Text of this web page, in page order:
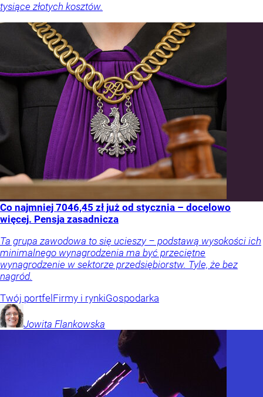
tysiące złotych kosztów.
Co najmniej 7046,45 zł już od stycznia – docelowo
więcej. Pensja zasadnicza
Ta grupa zawodowa to się ucieszy – podstawą wysokości ich
minimalnego wynagrodzenia ma być przeciętne
wynagrodzenie w sektorze przedsiębiorstw. Tyle, że bez
nagród.
Twój portfel Firmy i rynkiGospodarka
Jowita Flankowska